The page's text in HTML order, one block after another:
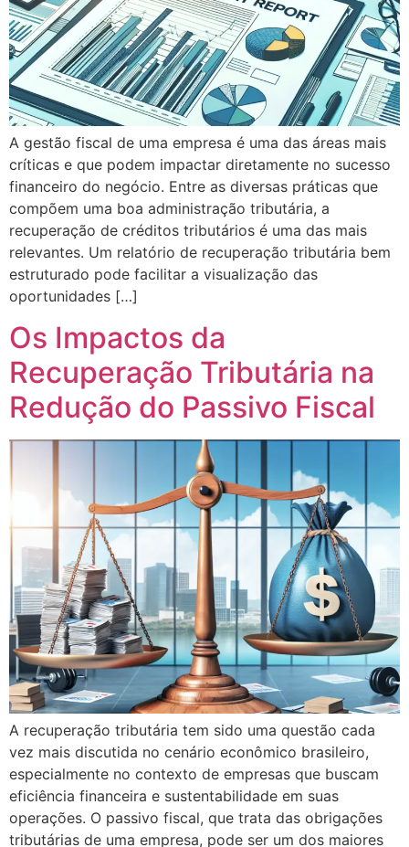
A gestão fiscal de uma empresa é uma das áreas mais
críticas e que podem impactar diretamente no sucesso
financeiro do negócio. Entre as diversas práticas que
compõem uma boa administração tributária, a
recuperação de créditos tributários é uma das mais
relevantes. Um relatório de recuperação tributária bem
estruturado pode facilitar a visualização das
oportunidades […]
Os Impactos da
Recuperação Tributária na
Redução do Passivo Fiscal
A recuperação tributária tem sido uma questão cada
vez mais discutida no cenário econômico brasileiro,
especialmente no contexto de empresas que buscam
eficiência financeira e sustentabilidade em suas
operações. O passivo fiscal, que trata das obrigações
tributárias de uma empresa, pode ser um dos maiores